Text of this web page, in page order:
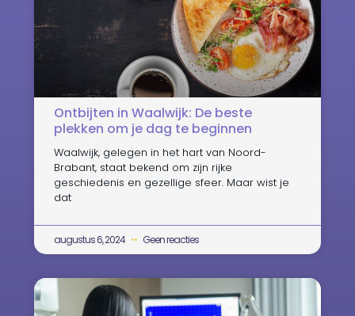
Ontbijten in Waalwijk: De beste
plekken om je dag te beginnen
Waalwijk, gelegen in het hart van Noord-
Brabant, staat bekend om zijn rijke
geschiedenis en gezellige sfeer. Maar wist je
dat
augustus 6, 2024 Geen reacties